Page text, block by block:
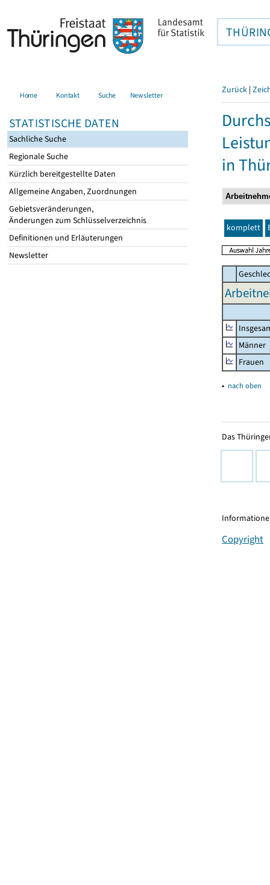
Home Kontakt Suche Newsletter
STATISTISCHE DATEN
Sachliche Suche
Regionale Suche
Kürzlich bereitgestellte Daten
Allgemeine Angaben, Zuordnungen
Gebietsveränderungen,
Änderungen zum Schlüsselverzeichnis
Definitionen und Erläuterungen
Newsletter
Zurück |
in
komplett
Männer
Frauen
▴ nach oben
Das
Copyright